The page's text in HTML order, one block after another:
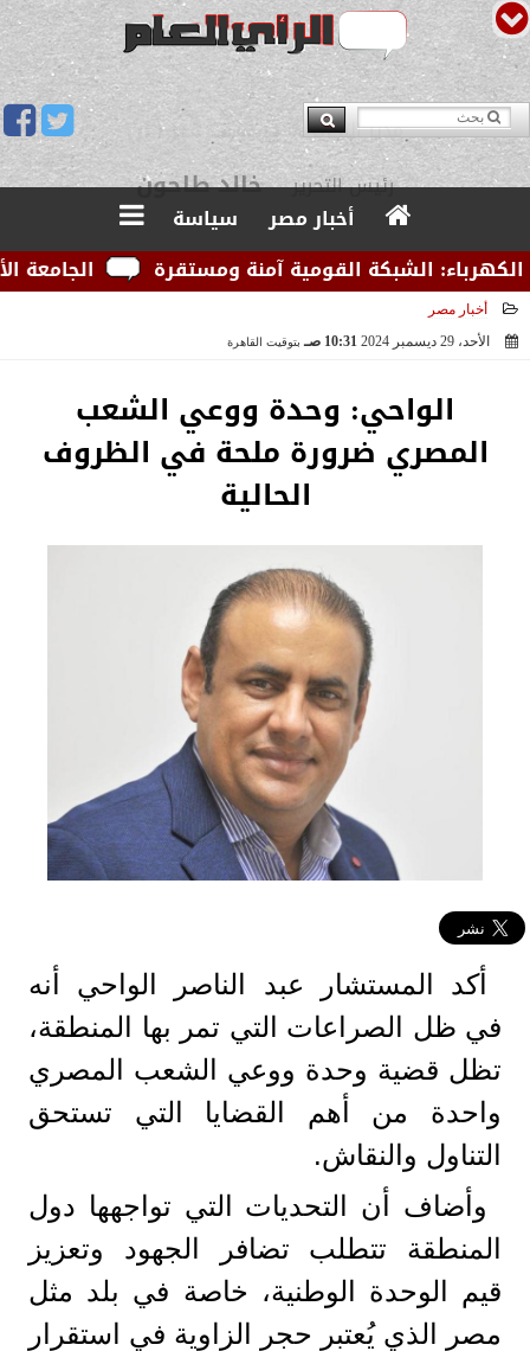
مدير التحرير يوسف قبودان
أخبار مصر
سياسة
الجامعة
الشبكة القومية آمنة ومستقرة
أخبار مصر
الأحد، 29 ديسمبر 2024
10:31 صـ بتوقيت القاهرة
الواحي: وحدة ووعي الشعب
المصري ضرورة ملحة في الظروف
الحالية
أكد المستشار عبد الناصر الواحي أنه
في ظل الصراعات التي تمر بها المنطقة،
تظل قضية وحدة ووعي الشعب المصري
واحدة من أهم القضايا التي تستحق
التناول والنقاش.
وأضاف أن التحديات التي تواجهها دول
المنطقة تتطلب تضافر الجهود وتعزيز
قيم الوحدة الوطنية، خاصة في بلد مثل
مصر الذي يُعتبر حجر الزاوية في استقرار